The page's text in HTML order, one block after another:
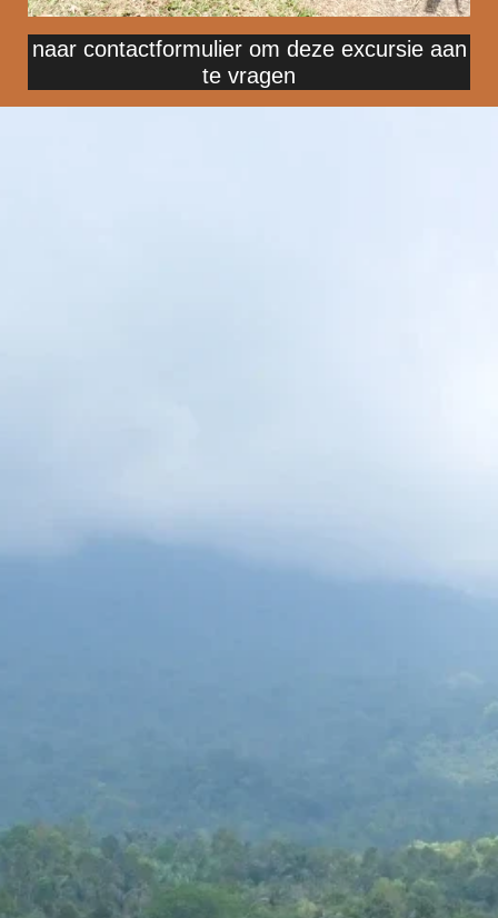
naar contactformulier om deze excursie aan
te vragen